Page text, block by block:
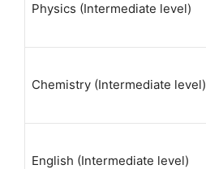
Physics (Intermediate level)
Chemistry (Intermediate level)
English (Intermediate level)